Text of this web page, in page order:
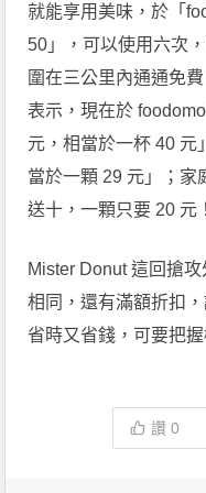
就能享用美味，於「
50」，可以使用六次
圍在三公里內通通免
表示，現在於
元，相當於一杯 40 元
當於一顆 29 元」；家
送十，一顆只要 20 元！
Mister Donut 這回搶
相同，還有滿額折扣
省時又省錢，可要把握
讚0